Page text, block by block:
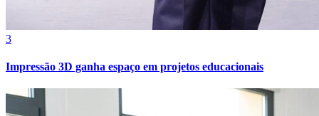
3
Impressão 3D ganha espaço em projetos educacionais